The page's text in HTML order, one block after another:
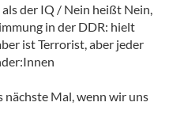
der IQ / Nein heißt Nein,
in der DDR: hielt
ist Terrorist, aber jeder
nächste Mal, wenn wir uns